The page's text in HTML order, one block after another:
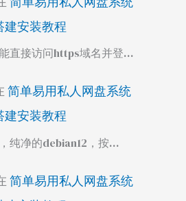
安装教程
直接访问https域名并登…
简单易用私人网盘系统
安装教程
纯净的debian12，按…
简单易用私人网盘系统